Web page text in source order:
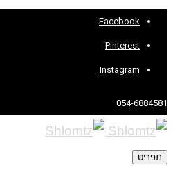
Facebook
Pinterest
Instagram
054-6884581
תפריט